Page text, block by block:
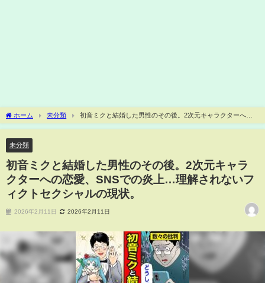
ホーム 未分類
初音ミクと結婚した男性のその後。2次元キャラクターへの
恋愛、SNSでの炎上…理解されないフィクトセクシャルの現状。
未分類
初音ミクと結婚した男性のその後。2次元キャラ
クターへの恋愛、SNSでの炎上…理解されないフ
ィクトセクシャルの現状。
2026年2月11日 2026年2月11日